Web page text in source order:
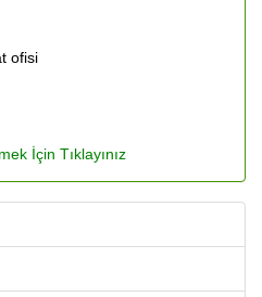
ofisi
İçin Tıklayınız